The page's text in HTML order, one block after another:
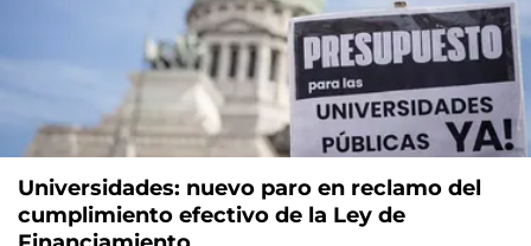
Universidades: nuevo paro en reclamo del
cumplimiento efectivo de la Ley de